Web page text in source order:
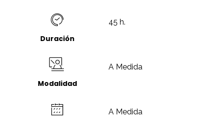
Duración
45 h.
Modalidad
A Medida
A Medida